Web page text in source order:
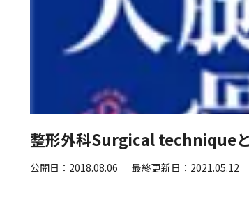
整形外科Surgical technique
公開日：2018.08.06 最終更新日：2021.05.12